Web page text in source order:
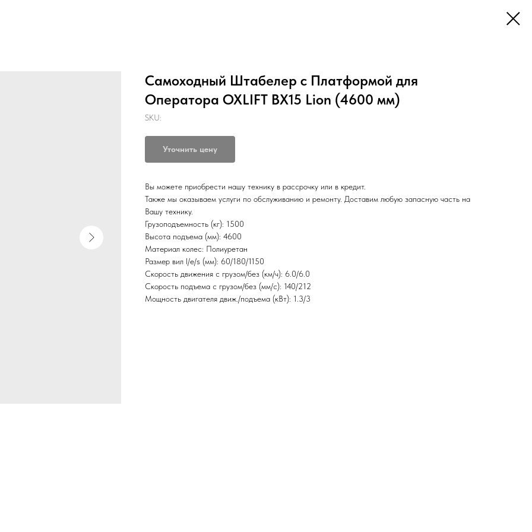
Самоходный Штабелер с Платформой для
Оператора OXLIFT BX15 Lion (4600 мм)
SKU:
Уточнить цену
Вы можете приобрести нашу технику в рассрочку или в кредит.
Также мы оказываем услуги по обслуживанию и ремонту. Доставим любую запасную часть на
Вашу технику.
Грузоподъемность (кг): 1500
Высота подъема (мм): 4600
Материал колес: Полиуретан
Размер вил l/e/s (мм): 60/180/1150
Скорость движения с грузом/без (км/ч): 6.0/6.0
Скорость подъема с грузом/без (мм/с): 140/212
Мощность двигателя движ./подъема (кВт): 1.3/3